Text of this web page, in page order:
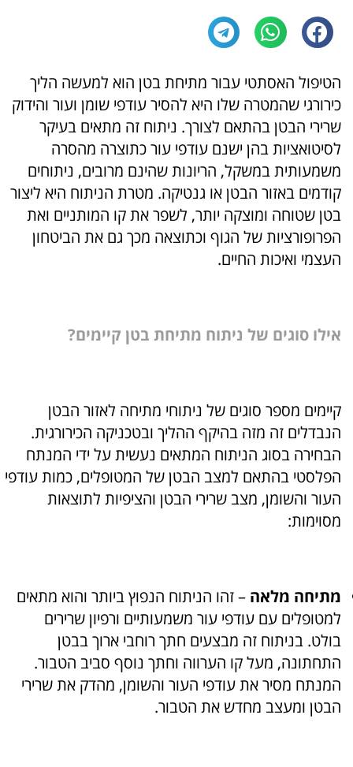
הטיפול האסתטי עבור מתיחת בטן הוא למעשה הליך
כירורגי שהמטרה שלו היא להסיר עודפי שומן ועור והידוק
שרירי הבטן בהתאם לצורך. ניתוח זה מתאים בעיקר
לסיטואציות בהן ישנם עודפי עור כתוצרה מהסרה
משמעותית במשקל, הריונות שהינם מרובים, ניתוחים
קודמים באזור הבטן או גנטיקה. מטרת הניתוח היא ליצור
בטן שטוחה ומוצקה יותר, לשפר את קו המותניים ואת
הפרופורציות של הגוף וכתוצאה מכך גם את הביטחון
העצמי ואיכות החיים.
אילו סוגים של ניתוח מתיחת בטן קיימים?
קיימים מספר סוגים של ניתוחי מתיחה לאזור הבטן
הנבדלים זה מזה בהיקף ההליך ובטכניקה הכירורגית.
הבחירה בסוג הניתוח המתאים נעשית על ידי המנתח
הפלסטי בהתאם למצב הבטן של המטופלים, כמות עודפי
העור והשומן, מצב שרירי הבטן והציפיות לתוצאות
מסוימות:
מתיחה מלאה – זהו הניתוח הנפוץ ביותר והוא מתאים
למטופלים עם עודפי עור משמעותיים ורפיון שרירים
בולט. בניתוח זה מבצעים חתך רוחבי ארוך בבטן
התחתונה, מעל קו הערווה וחתך נוסף סביב הטבור.
המנתח מסיר את עודפי העור והשומן, מהדק את שרירי
הבטן ומעצב מחדש את הטבור.